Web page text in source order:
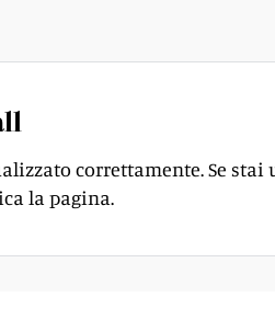
correttamente. Se stai
la pagina.